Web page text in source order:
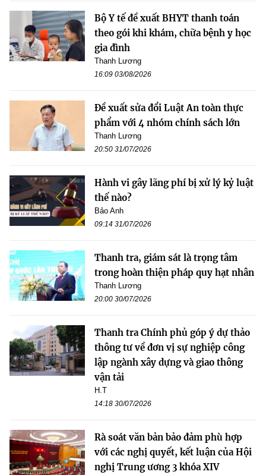
Bộ Y tế đề xuất BHYT thanh toán
theo gói khi khám, chữa bệnh y học
gia đình
Thanh Lương
16:09 03/08/2026
Đề xuất sửa đổi Luật An toàn thực
phẩm với 4 nhóm chính sách lớn
Thanh Lương
20:50 31/07/2026
Hành vi gây lãng phí bị xử lý kỷ luật
thế nào?
Bảo Anh
09:14 31/07/2026
Thanh tra, giám sát là trọng tâm
trong hoàn thiện pháp quy hạt nhân
Thanh Lương
20:00 30/07/2026
Thanh tra Chính phủ góp ý dự thảo
thông tư về đơn vị sự nghiệp công
lập ngành xây dựng và giao thông
vận tải
H.T
14:18 30/07/2026
Rà soát văn bản bảo đảm phù hợp
với các nghị quyết, kết luận của Hội
nghị Trung ương 3 khóa XIV